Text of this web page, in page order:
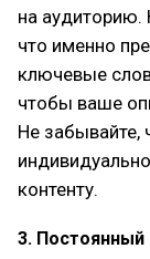
на аудиторию.
что именно
ключевые
чтобы ваше
Не забывайте,
контенту.
3. Постоянный